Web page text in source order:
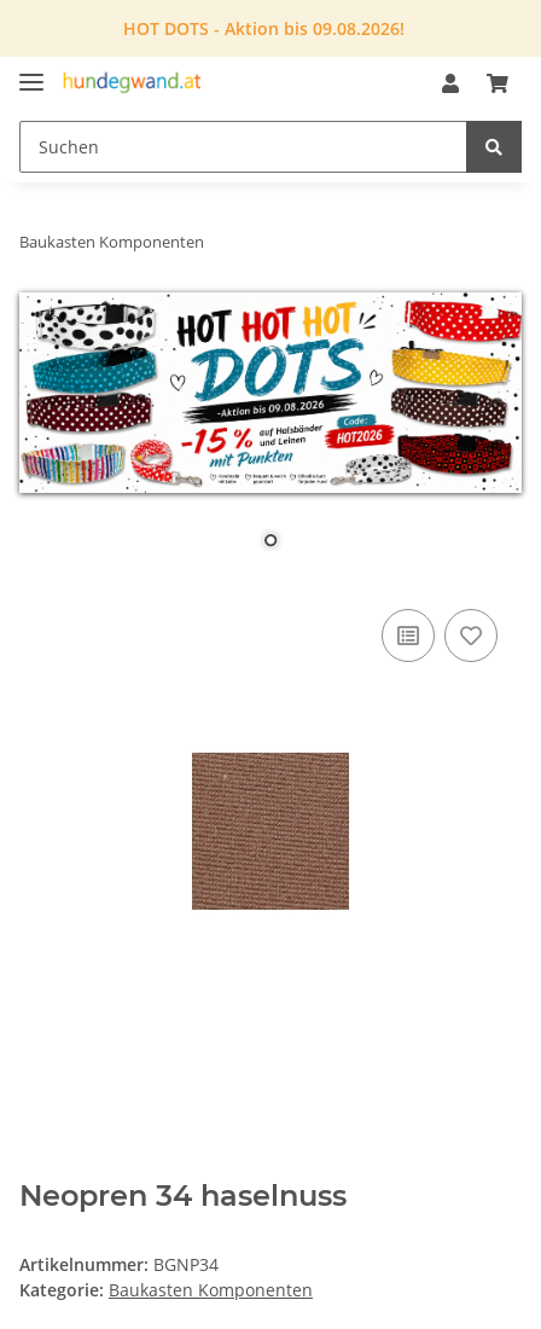
HOT DOTS - Aktion bis 09.08.2026!
Baukasten Komponenten
Neopren 34 haselnuss
Artikelnummer: BGNP34
Kategorie: Baukasten Komponenten